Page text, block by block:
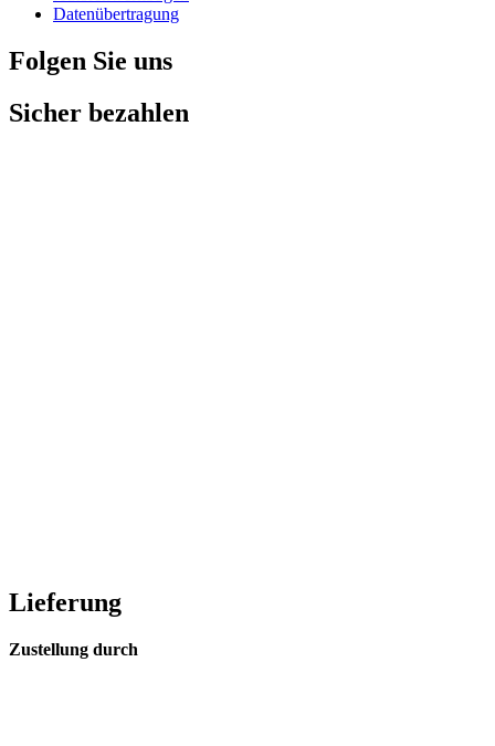
Datenübertragung
Folgen Sie uns
Sicher bezahlen
Lieferung
Zustellung durch